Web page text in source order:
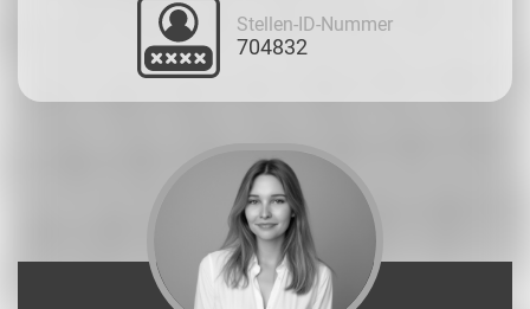
Stellen-ID-Nummer
704832